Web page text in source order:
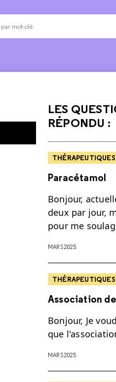
LES
RÉPONDU :
THÉRAPEUTIQUES
Paracétamol
Bonjour,
deux par jour,
pour me
MARS 2025
THÉRAPEUTIQUES
Association
Bonjour, Je
que
MARS 2025